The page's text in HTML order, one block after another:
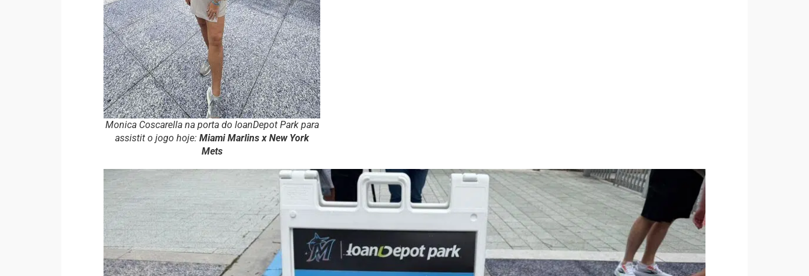
Monica Coscarella na porta do loanDepot Park para
assistit o jogo hoje: Miami Marlins x New York
Mets